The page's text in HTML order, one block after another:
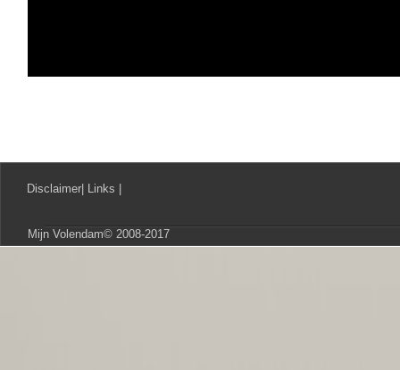
Disclaimer Links
Mijn Volendam© 2008-2017